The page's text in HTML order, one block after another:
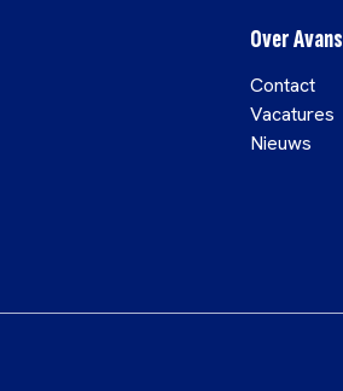
Over Avans
Contact
Vacatures
Nieuws